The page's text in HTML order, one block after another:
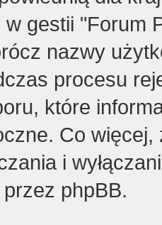
gestii "Forum
nazwy
procesu
które
Co
i
phpBB.